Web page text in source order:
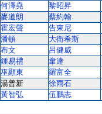
何澤堯 黎昭昇
麥道朗 蔡約翰
霍宏聲 告東尼
潘頓 大衛希斯
布文 呂健威
鍾易禮 韋達
巫顯東 羅富全
湯普新 徐雨石
黃智弘
伍鵬志